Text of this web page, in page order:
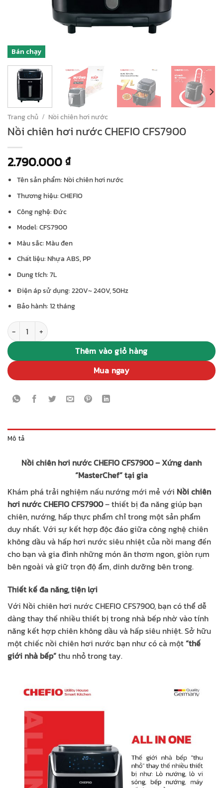
Bán chạy
Trang chủ / Nồi chiên hơi nước
Nồi chiên hơi nước CHEFIO CFS7900
2.790.000 ₫
Tên sản phẩm: Nồi chiên hơi nước
Thương hiệu: CHEFIO
Công nghệ: Đức
Model: CFS7900
Màu sắc: Màu đen
Chất liệu: Nhựa ABS, PP
Dung tích: 7L
Điện áp sử dụng: 220V~ 240V, 50Hz
Bảo hành: 12 tháng
Nồi chiên hơi nước CHEFIO CFS7900 số lượng
Thêm vào giỏ hàng
Mua ngay
Mô tả
Nồi chiên hơi nước CHEFIO CFS7900 – Xứng danh
“MasterChef” tại gia
Khám phá trải nghiệm nấu nướng mới mẻ với Nồi chiên
hơi nước CHEFIO CFS7900– thiết bị đa năng giúp bạn
chiên, nướng, hấp thực phẩm chỉ trong một sản phẩm
duy nhất. Với sự kết hợp độc đáo giữa công nghệ chiên
không dầu và hấp hơi nước siêu nhiệt của nồi mang đến
cho bạn và gia đình những món ăn thơm ngon, giòn rụm
bên ngoài và giữ trọn độ ẩm, dinh dưỡng bên trong.
Thiết kế đa năng, tiện lợi
Với Nồi chiên hơi nước CHEFIO CFS7900, bạn có thể dễ
dàng thay thế nhiều thiết bị trong nhà bếp nhờ vào tính
năng kết hợp chiên không dầu và hấp siêu nhiệt. Sở hữu
một chiếc nồi chiên hơi nước bạn như có cà một“thế
giới nhà bếp”thu nhỏ trong tay.